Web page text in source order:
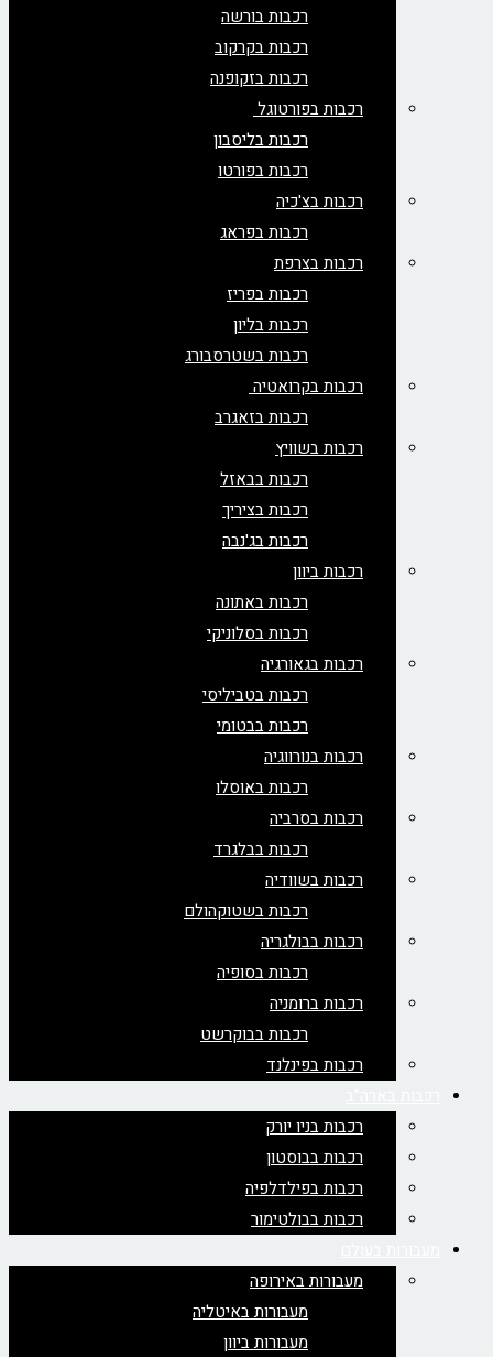
רכבות בורשה
רכבות בקרקוב
רכבות בזקופנה
רכבות בפורטוגל
רכבות בליסבון
רכבות בפורטו
רכבות בצ'כיה
רכבות בפראג
רכבות בצרפת
רכבות בפריז
רכבות בליון
רכבות בשטרסבורג
רכבות בקרואטיה
רכבות בזאגרב
רכבות בשוויץ
רכבות בבאזל
רכבות בציריך
רכבות בג'נבה
רכבות ביוון
רכבות באתונה
רכבות בסלוניקי
רכבות בגאורגיה
רכבות בטביליסי
רכבות בבטומי
רכבות בנורווגיה
רכבות באוסלו
רכבות בסרביה
רכבות בבלגרד
רכבות בשוודיה
רכבות בשטוקהולם
רכבות בבולגריה
רכבות בסופיה
רכבות ברומניה
רכבות בבוקרשט
רכבות בפינלנד
רכבות בניו יורק
רכבות בבוסטון
רכבות בפילדלפיה
רכבות בבולטימור
מעבורות באירופה
מעבורות באיטליה
מעבורות ביוון